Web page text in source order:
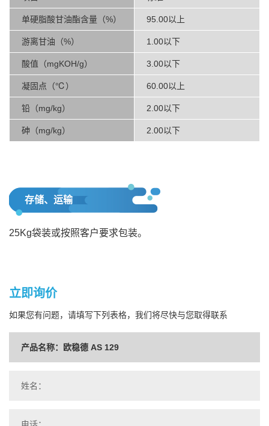
单硬脂酸甘油酯含量（%） 95.00以上
游离甘油（%） 1.00以下
酸值（mgKOH/g） 3.00以下
凝固点（℃） 60.00以上
铅（mg/kg） 2.00以下
砷（mg/kg） 2.00以下
存储、运输
25Kg袋装或按照客户要求包装。
立即询价
如果您有问题，请填写下列表格，我们将尽快与您取得联系